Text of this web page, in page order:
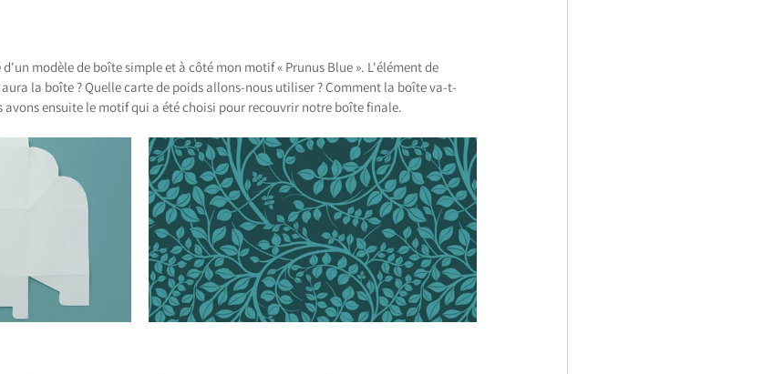
modèle de boîte simple et à côté mon motif « Prunus Blue ». L'élément de
la boîte ? Quelle carte de poids allons-nous utiliser ? Comment la boîte va-t-
avons ensuite le motif qui a été choisi pour recouvrir notre boîte finale.